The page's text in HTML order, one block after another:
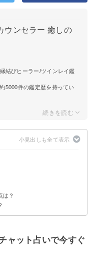
ウンセラー 癒しの
結びヒーラー/ツインレイ鑑
5000件の鑑定歴を持ってい
は？
ャット占いで今すぐ